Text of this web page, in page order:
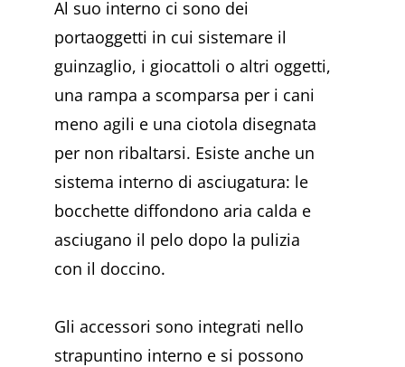
Al suo interno ci sono dei
portaoggetti in cui sistemare il
guinzaglio, i giocattoli o altri oggetti,
una rampa a scomparsa per i cani
meno agili e una ciotola disegnata
per non ribaltarsi. Esiste anche un
sistema interno di asciugatura: le
bocchette diffondono aria calda e
asciugano il pelo dopo la pulizia
con il doccino.
Gli accessori sono integrati nello
strapuntino interno e si possono